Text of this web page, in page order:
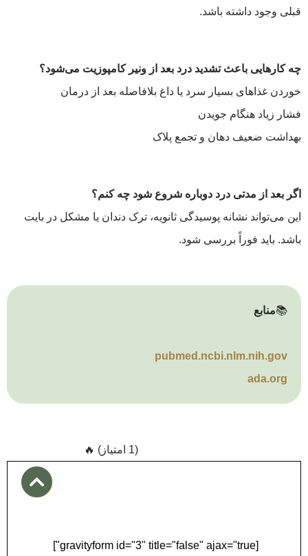
قبلی وجود داشته باشد.
چه کارهایی باعث تشدید درد بعد از ونیر کامپوزیت می‌شود؟
خوردن غذاهای بسیار سرد یا داغ بلافاصله بعد از درمان
فشار زیاد هنگام جویدن
بهداشت ضعیف دهان و تجمع پلاک
اگر بعد از مدتی درد دوباره شروع شود چه کنم؟
این می‌تواند نشانه پوسیدگی ثانویه، ترک دندان یا مشکل در بایت
باشد. باید فوراً بررسی شود.
📚منابع
pubmed.ncbi.nlm.nih.gov
ada.org
(1 امتیاز) 🔥
[gravityform id="3" title="false" ajax="true"]